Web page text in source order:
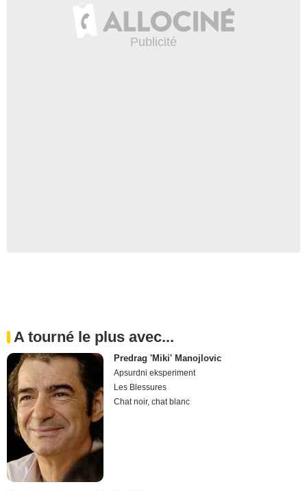
A tourné le plus avec...
Predrag 'Miki' Manojlovic
Apsurdni eksperiment
Les Blessures
Chat noir, chat blanc